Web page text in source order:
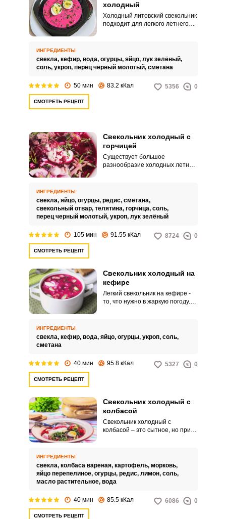
холодный
Холодный литовский свекольник
подходит для легкого летнего
ИНГРЕДИЕНТЫ
свекла, кефир, вода, огурцы, яйцо, лук зелёный,
соль, укроп, перец черный молотый, сметана
50 мин 83.2 кКал 5356 0
СМОТРЕТЬ РЕЦЕПТ
Свекольник холодный с
горчицей
Существует большое
разнообразие холодных летних
свекольника с горчицей, который
отлично насытит вас в жаркий
день.
ИНГРЕДИЕНТЫ
свекла, яйцо, огурцы, редис, сметана,
свекольный отвар, телятина, горчица, соль,
перец черный молотый, укроп, лук зелёный
105 мин 91.55 кКал 8724 0
СМОТРЕТЬ РЕЦЕПТ
Свекольник холодный на
кефире
Легкий свекольник на кефире -
то, что нужно в жаркую погоду.
ИНГРЕДИЕНТЫ
свекла, кефир, вода, яйцо, огурцы, укроп, соль,
сметана
40 мин 95.8 кКал 5327 0
СМОТРЕТЬ РЕЦЕПТ
Свекольник холодный с
колбасой
Свекольник холодный с
колбасой – это сытное, но при
ИНГРЕДИЕНТЫ
свекла, колбаса вареная, картофель, морковь,
яйцо перепелиное, огурцы, редис, лимон, соль,
масло растительное, вода
40 мин 85.5 кКал 6086 0
СМОТРЕТЬ РЕЦЕПТ